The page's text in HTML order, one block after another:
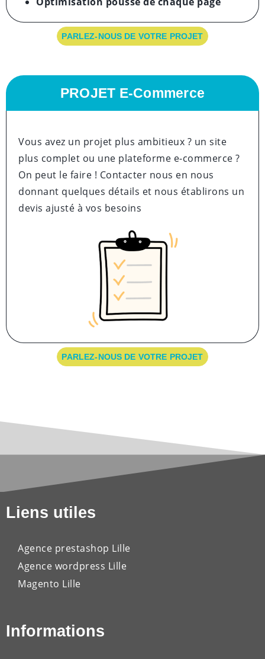
PARLEZ-NOUS DE VOTRE PROJET
PROJET E-Commerce
Vous avez un projet plus ambitieux ? un site
plus complet ou une plateforme e-commerce ?
On peut le faire ! Contacter nous en nous
donnant quelques détails et nous établirons un
devis ajusté à vos besoins
PARLEZ-NOUS DE VOTRE PROJET
Liens utiles
Agence prestashop Lille
Agence wordpress Lille
Magento Lille
Informations